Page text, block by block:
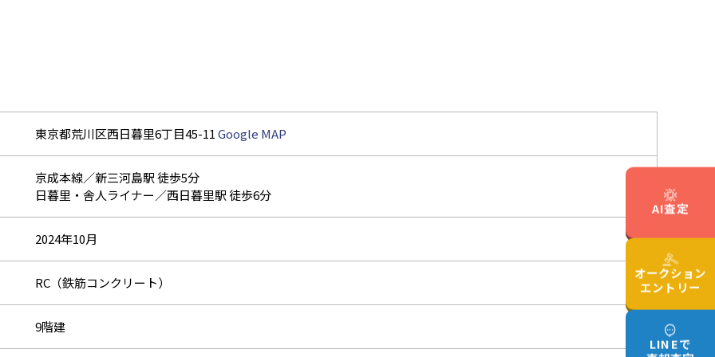
東京都荒川区西日暮里6丁目45-11Google MAP
京成本線／新三河島駅 徒歩5分
日暮里・舎人ライナー／西日暮里駅 徒歩6分
2024年10月
RC（鉄筋コンクリート）
9階建
AI査定
オークション
エントリー
LINEで